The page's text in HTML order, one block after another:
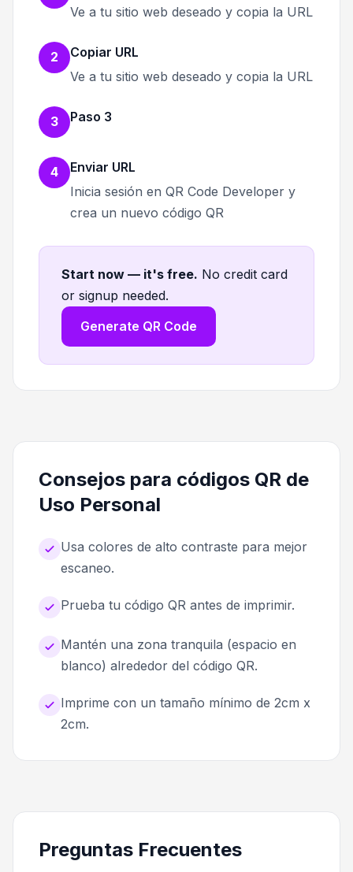
Ve a tu sitio web deseado y copia la URL
2
Copiar URL
Ve a tu sitio web deseado y copia la URL
3 Paso 3
4
Enviar URL
Inicia sesión en QR Code Developer y
crea un nuevo código QR
Start now — it's free. No credit card
or signup needed.
Generate QR Code
Consejos para códigos QR de
Uso Personal
Usa colores de alto contraste para mejor
escaneo.
Prueba tu código QR antes de imprimir.
Mantén una zona tranquila (espacio en
blanco) alrededor del código QR.
Imprime con un tamaño mínimo de 2cm x
2cm.
Preguntas Frecuentes